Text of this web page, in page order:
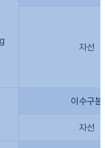
자선
이수구분
자선